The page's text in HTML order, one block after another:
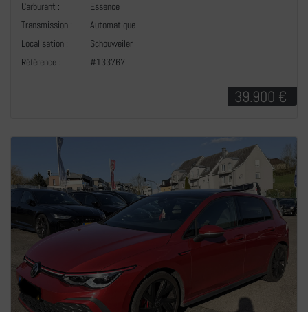
Carburant :
Essence
Transmission :
Automatique
Localisation :
Schouweiler
Référence :
#133767
39.900 €